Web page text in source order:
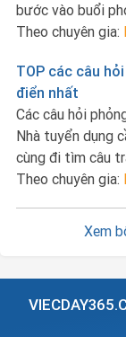
bước vào buổi
Theo chuyên gia:
TOP các câu
điển nhất
Các câu hỏi
Nhà tuyển dụng
cùng đi tìm câu
Theo chuyên gia:
Xem